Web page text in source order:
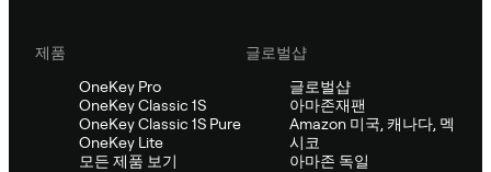
제품
OneKey Pro
OneKey Classic 1S
OneKey Classic 1S Pure
OneKey Lite
모든 제품 보기
글로벌샵
글로벌샵
아마존재팬
Amazon 미국, 캐나다, 멕
시코
아마존 독일